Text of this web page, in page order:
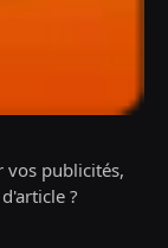
vos publicités,
?